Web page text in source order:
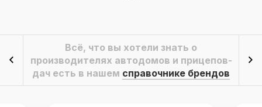
Всё, что вы хотели знать о
производителях автодомов и прицепов-
дач есть в нашем справочнике брендов